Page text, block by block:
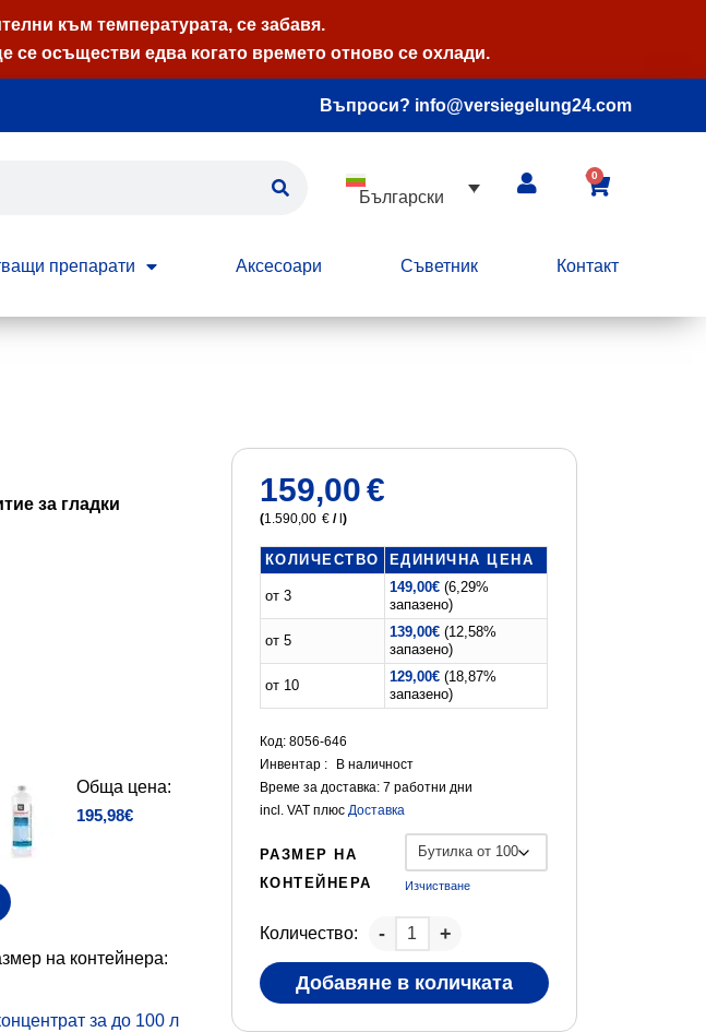
към температурата, се забавя.
осъществи едва когато времето отново се охлади.
Въпроси? info@versiegelung24.com
Български
0
препарати Аксесоари Съветник Контакт
за гладки
Обща цена:
195,98€
на контейнера:
за до 100 л
159,00€
(1.590,00 €/l)
КОЛИЧЕСТВО ЕДИНИЧНА ЦЕНА
от 3
149,00€(6,29%
запазено)
от 5
139,00€(12,58%
запазено)
от 10
129,00€(18,87%
запазено)
Код: 8056-646
Инвентар :
В наличност
Време за доставка: 7 работни дни
incl. VAT плюс Доставка
РАЗМЕР НА
КОНТЕЙНЕРА
Изчистване
Количество:
Добавяне в количката